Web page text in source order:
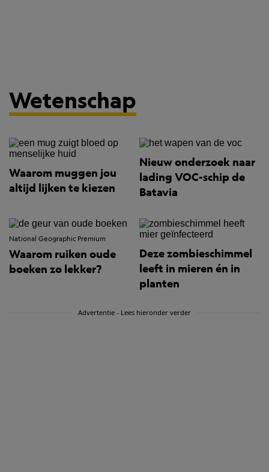
Wetenschap
Waarom muggen jou
altijd lijken te kiezen
Nieuw onderzoek naar
lading VOC-schip de
Batavia
National Geographic Premium
Waarom ruiken oude
boeken zo lekker?
Deze zombieschimmel
leeft in mieren én in
planten
Advertentie - Lees hieronder verder